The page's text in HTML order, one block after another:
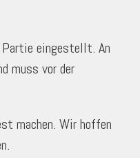
Partie eingestellt. An
muss vor der
machen. Wir hoffen